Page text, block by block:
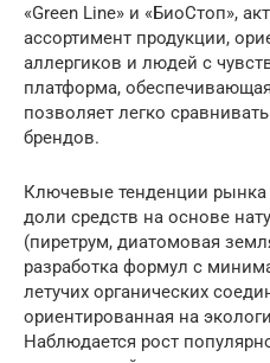
«Green Line» и «БиоСтоп»,
ассортимент продукции,
аллергиков и людей с
платформа,
позволяет легко
брендов.
Ключевые тенденции
доли средств на основе
(пиретрум, диатомовая
разработка формул с
летучих органических
ориентированная на
Наблюдается рост